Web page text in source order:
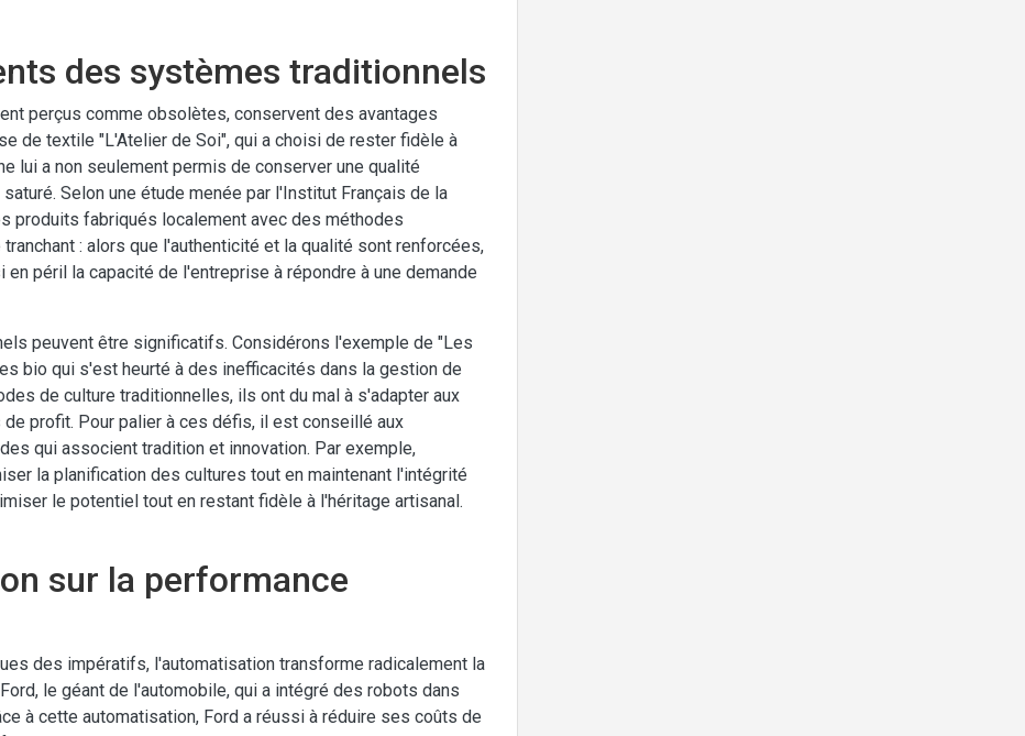
des systèmes traditionnels
perçus comme obsolètes, conservent des avantages
de textile "L'Atelier de Soi", qui a choisi de rester fidèle à
lui a non seulement permis de conserver une qualité
Selon une étude menée par l'Institut Français de la
produits fabriqués localement avec des méthodes
: alors que l'authenticité et la qualité sont renforcées,
péril la capacité de l'entreprise à répondre à une demande
peuvent être significatifs. Considérons l'exemple de "Les
bio qui s'est heurté à des inefficacités dans la gestion de
de culture traditionnelles, ils ont du mal à s'adapter aux
profit. Pour palier à ces défis, il est conseillé aux
qui associent tradition et innovation. Par exemple,
la planification des cultures tout en maintenant l'intégrité
le potentiel tout en restant fidèle à l'héritage artisanal.
sur la performance
des impératifs, l'automatisation transforme radicalement la
le géant de l'automobile, qui a intégré des robots dans
à cette automatisation, Ford a réussi à réduire ses coûts de